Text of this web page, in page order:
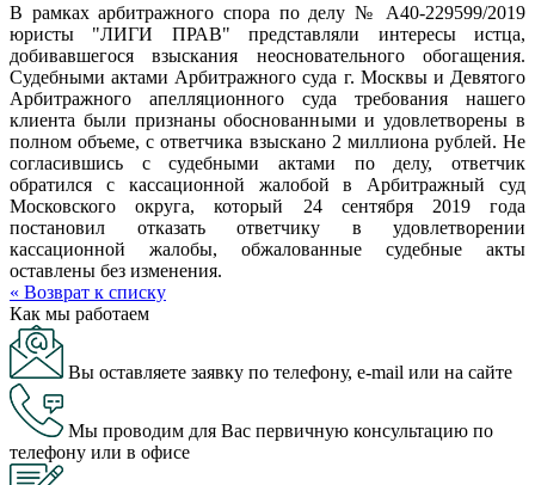
В рамках арбитражного спора по делу № А40-229599/2019
юристы "ЛИГИ ПРАВ" представляли интересы истца,
добивавшегося взыскания неосновательного обогащения.
Судебными актами Арбитражного суда г. Москвы и Девятого
Арбитражного апелляционного суда требования нашего
клиента были признаны обоснованными и удовлетворены в
полном объеме, с ответчика взыскано 2 миллиона рублей. Не
согласившись с судебными актами по делу, ответчик
обратился с кассационной жалобой в Арбитражный суд
Московского округа, который 24 сентября 2019 года
постановил отказать ответчику в удовлетворении
кассационной жалобы, обжалованные судебные акты
оставлены без изменения.
« Возврат к списку
Как мы работаем
Вы оставляете заявку по телефону, e-mail или на сайте
Мы проводим для Вас первичную консультацию по
телефону или в офисе